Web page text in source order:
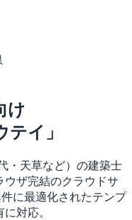
け
イ」
・天草など）の建築士
ザ完結のクラウドサ
に最適化されたテンプ
対応。